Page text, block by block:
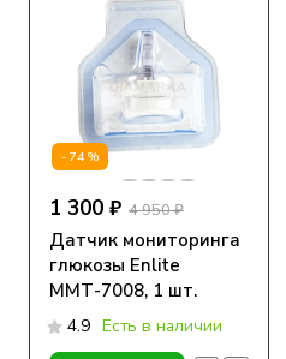
-74%
1 300 ₽ 4 950 ₽
Датчик мониторинга
глюкозы Enlite
ММТ-7008, 1 шт.
4.9 Есть в наличии